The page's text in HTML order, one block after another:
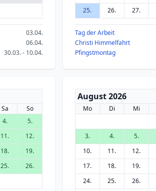
03.04.
06.04.
30.03. - 10.04.
25.
26. 27.
Tag der Arbeit
Christi Himmelfahrt
Pfingstmontag
Sa
So
4.
5.
11.
12.
18.
19.
25.
26.
August 2026
Mo Di Mi
3.
4. 5.
10.
11. 12.
17.
18. 19.
24.
25. 26.